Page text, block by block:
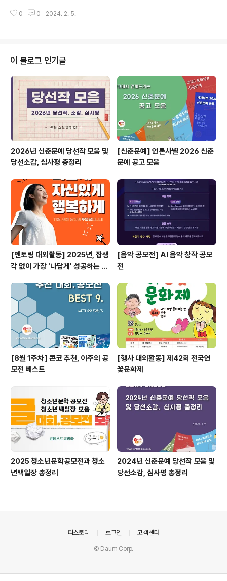
공) - 유튜브 등 개인 채널을 활용한..
모집인원 총 15인 이내 - (대내) 사내 기자단 - (대외) 대학
야별 신청서 및 동의서 작성 후 esg@airportsc.kr 로 이
메일 제출 - 모집 분야간 중복 신청 및 접수는 불가하며 중
복시 첫 신청서로 인정 - (사내 기자단) 팀/개인별 접수 가
능 - (대학생 서포터즈) 개인 접수만 가능 ◎ 최종 발표 2.
22(목) 기관 홈페이지 공개 및 개..
0 0 2024. 2. 5.
이 블로그 인기글
2026년 신춘문예 당선작 모음 및
당선소감, 심사평 총정리
[신춘문예] 언론사별 2026 신춘
문예 공고 모음
[멘토링 대외활동] 2025년, 잡생
각 없이 가장 '나답게' 성공하는 법
[음악 공모전] AI 음악 창작 공모
전
[8월 1주차] 콘코 추천, 이주의 공
모전 베스트
[행사 대외활동] 제42회 전국연
꽃문화제
2025 청소년문학공모전과 청소
년백일장 총정리
2024년 신춘문예 당선작 모음 및
당선소감, 심사평 총정리
티스토리 로그인 고객센터
© Daum Corp.